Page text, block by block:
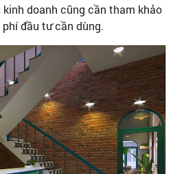
doanh cũng cần tham khảo
đầu tư cần dùng.